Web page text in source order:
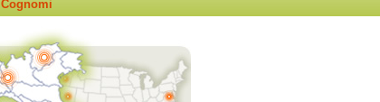
Cognomi